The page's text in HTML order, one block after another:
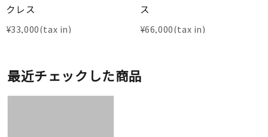
クレス
¥33,000
ス
¥66,000
最近チェックした商品